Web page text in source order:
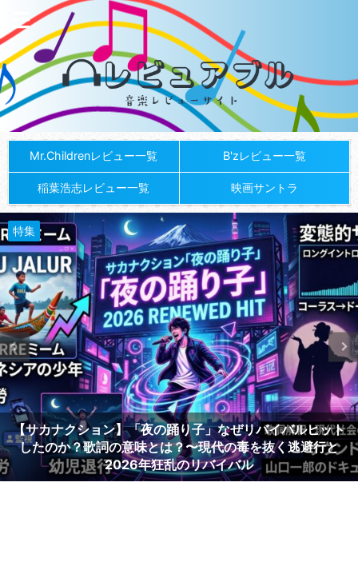
Mr.Childrenレビュー一覧 B'zレビュー一覧
稲葉浩志レビュー一覧 映画サントラ
特集
【サカナクション】「夜の踊り子」なぜリバイバルヒット
したのか？歌詞の意味とは？〜現代の毒を抜く逃避行と
2026年狂乱のリバイバル